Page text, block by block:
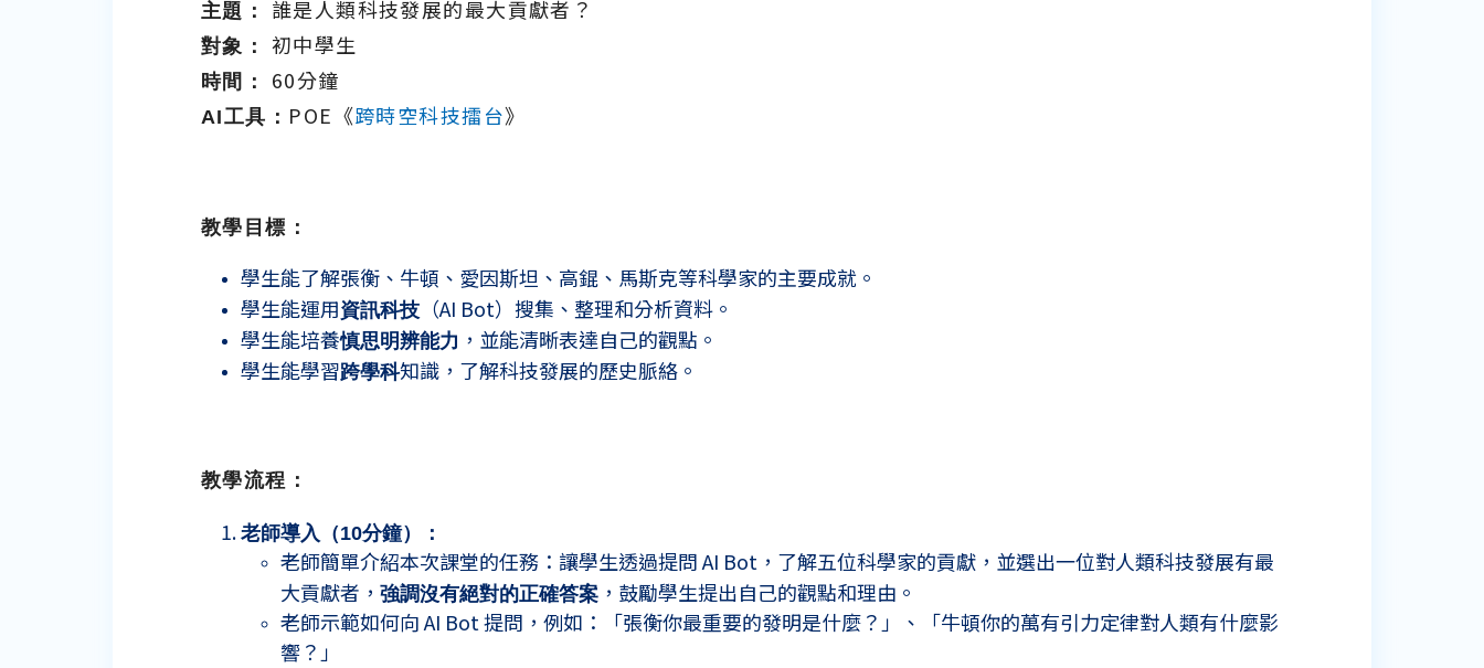
主題： 誰是人類科技發展的最大貢獻者？
對象： 初中學生
時間： 60分鐘
AI 工具： POE《跨時空科技擂台》
教學目標：
學生能了解張衡、牛頓、愛因斯坦、高錕、馬斯克等科學家的主要成就。
學生能運用資訊科技（AI Bot）搜集、整理和分析資料。
學生能培養慎思明辨能力 ，並能清晰表達自己的觀點。
學生能學習跨學科知識，了解科技發展的歷史脈絡。
教學流程：
老師導入（10分鐘）：
老師簡單介紹本次課堂的任務：讓學生透過提問 AI Bot，了解五位科學家的貢獻，並選出一位對人類科技發展有最
大貢獻者， 強調沒有絕對的正確答案 ，鼓勵學生提出自己的觀點和理由。
老師示範如何向 AI Bot 提問，例如：「張衡你最重要的發明是什麼？」、「牛頓你的萬有引力定律對人類有什麼影
響？」